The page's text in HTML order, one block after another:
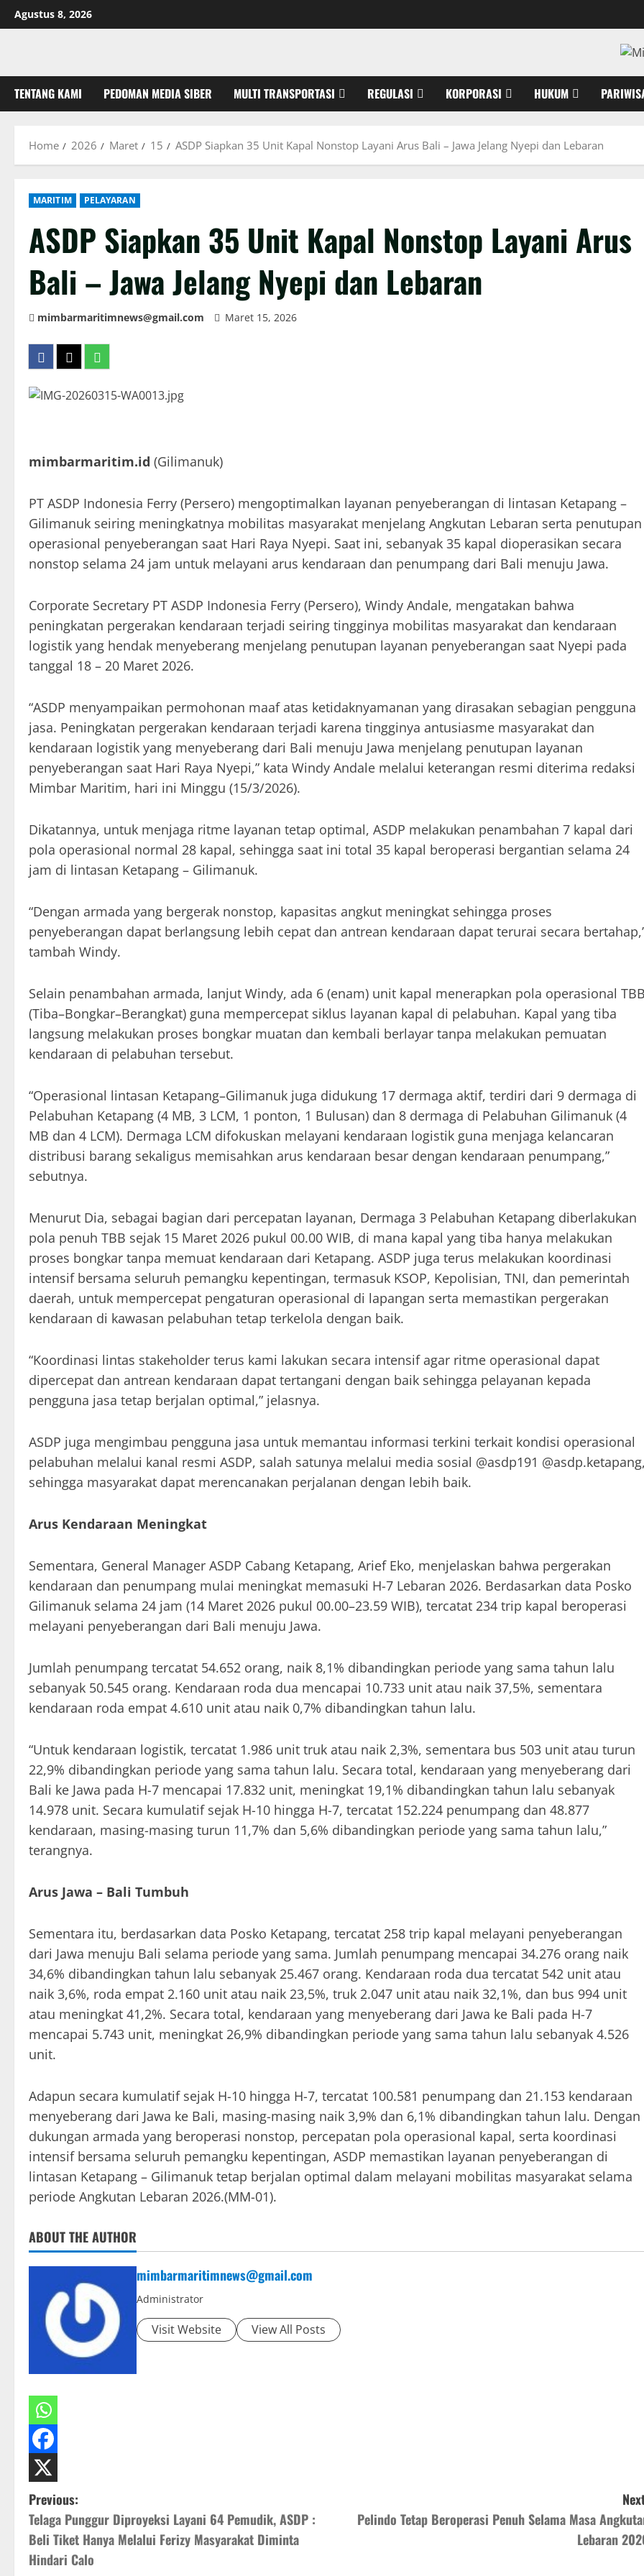
Skip
to
Agustus 8, 2026
TENTANG KAMI PEDOMAN MEDIA SIBER MULTI TRANSPORTASI REGULASI KORPORASI HUKUM
Home 2026 Maret 15 ASDP Siapkan 35 Unit Kapal Nonstop Layani Arus Bali – Jawa Jelang Nyepi dan Lebaran
MARITIM PELAYARAN
ASDP Siapkan 35 Unit Kapal Nonstop Layani Arus
Bali – Jawa Jelang Nyepi dan Lebaran
mimbarmaritimnews@gmail.com Maret 15, 2026
mimbarmaritim.id (Gilimanuk)
PT ASDP Indonesia Ferry (Persero) mengoptimalkan layanan penyeberangan di lintasan Ketapang –
Gilimanuk seiring meningkatnya mobilitas masyarakat menjelang Angkutan Lebaran serta penutupan
operasional penyeberangan saat Hari Raya Nyepi. Saat ini, sebanyak 35 kapal dioperasikan secara
nonstop selama 24 jam untuk melayani arus kendaraan dan penumpang dari Bali menuju Jawa.
Corporate Secretary PT ASDP Indonesia Ferry (Persero), Windy Andale, mengatakan bahwa
peningkatan pergerakan kendaraan terjadi seiring tingginya mobilitas masyarakat dan kendaraan
logistik yang hendak menyeberang menjelang penutupan layanan penyeberangan saat Nyepi pada
tanggal 18 – 20 Maret 2026.
“ASDP menyampaikan permohonan maaf atas ketidaknyamanan yang dirasakan sebagian pengguna
jasa. Peningkatan pergerakan kendaraan terjadi karena tingginya antusiasme masyarakat dan
kendaraan logistik yang menyeberang dari Bali menuju Jawa menjelang penutupan layanan
penyeberangan saat Hari Raya Nyepi,” kata Windy Andale melalui keterangan resmi diterima redaksi
Mimbar Maritim, hari ini Minggu (15/3/2026).
Dikatannya, untuk menjaga ritme layanan tetap optimal, ASDP melakukan penambahan 7 kapal dari
pola operasional normal 28 kapal, sehingga saat ini total 35 kapal beroperasi bergantian selama 24
jam di lintasan Ketapang – Gilimanuk.
“Dengan armada yang bergerak nonstop, kapasitas angkut meningkat sehingga proses
penyeberangan dapat berlangsung lebih cepat dan antrean kendaraan dapat terurai secara
tambah Windy.
Selain penambahan armada, lanjut Windy, ada 6 (enam) unit kapal menerapkan pola operasional
(Tiba–Bongkar–Berangkat) guna mempercepat siklus layanan kapal di pelabuhan. Kapal yang tiba
langsung melakukan proses bongkar muatan dan kembali berlayar tanpa melakukan pemuatan
kendaraan di pelabuhan tersebut.
“Operasional lintasan Ketapang–Gilimanuk juga didukung 17 dermaga aktif, terdiri dari 9 dermaga di
Pelabuhan Ketapang (4 MB, 3 LCM, 1 ponton, 1 Bulusan) dan 8 dermaga di Pelabuhan Gilimanuk (4
MB dan 4 LCM). Dermaga LCM difokuskan melayani kendaraan logistik guna menjaga kelancaran
distribusi barang sekaligus memisahkan arus kendaraan besar dengan kendaraan penumpang,”
sebutnya.
Menurut Dia, sebagai bagian dari percepatan layanan, Dermaga 3 Pelabuhan Ketapang diberlakukan
pola penuh TBB sejak 15 Maret 2026 pukul 00.00 WIB, di mana kapal yang tiba hanya melakukan
proses bongkar tanpa memuat kendaraan dari Ketapang. ASDP juga terus melakukan koordinasi
intensif bersama seluruh pemangku kepentingan, termasuk KSOP, Kepolisian, TNI, dan pemerintah
daerah, untuk mempercepat pengaturan operasional di lapangan serta memastikan pergerakan
kendaraan di kawasan pelabuhan tetap terkelola dengan baik.
“Koordinasi lintas stakeholder terus kami lakukan secara intensif agar ritme operasional dapat
dipercepat dan antrean kendaraan dapat tertangani dengan baik sehingga pelayanan kepada
pengguna jasa tetap berjalan optimal,” jelasnya.
ASDP juga mengimbau pengguna jasa untuk memantau informasi terkini terkait kondisi operasional
pelabuhan melalui kanal resmi ASDP, salah satunya melalui media sosial @asdp191
sehingga masyarakat dapat merencanakan perjalanan dengan lebih baik.
Arus Kendaraan Meningkat
Sementara, General Manager ASDP Cabang Ketapang, Arief Eko, menjelaskan bahwa pergerakan
kendaraan dan penumpang mulai meningkat memasuki H-7 Lebaran 2026. Berdasarkan data Posko
Gilimanuk selama 24 jam (14 Maret 2026 pukul 00.00–23.59 WIB), tercatat 234 trip kapal beroperasi
melayani penyeberangan dari Bali menuju Jawa.
Jumlah penumpang tercatat 54.652 orang, naik 8,1% dibandingkan periode yang sama tahun lalu
sebanyak 50.545 orang. Kendaraan roda dua mencapai 10.733 unit atau naik 37,5%, sementara
kendaraan roda empat 4.610 unit atau naik 0,7% dibandingkan tahun lalu.
“Untuk kendaraan logistik, tercatat 1.986 unit truk atau naik 2,3%, sementara bus 503 unit atau turun
22,9% dibandingkan periode yang sama tahun lalu. Secara total, kendaraan yang menyeberang dari
Bali ke Jawa pada H-7 mencapai 17.832 unit, meningkat 19,1% dibandingkan tahun lalu sebanyak
14.978 unit. Secara kumulatif sejak H-10 hingga H-7, tercatat 152.224 penumpang dan 48.877
kendaraan, masing-masing turun 11,7% dan 5,6% dibandingkan periode yang sama tahun lalu,”
terangnya.
Arus Jawa – Bali Tumbuh
Sementara itu, berdasarkan data Posko Ketapang, tercatat 258 trip kapal melayani penyeberangan
dari Jawa menuju Bali selama periode yang sama. Jumlah penumpang mencapai 34.276 orang naik
34,6% dibandingkan tahun lalu sebanyak 25.467 orang. Kendaraan roda dua tercatat 542 unit atau
naik 3,6%, roda empat 2.160 unit atau naik 23,5%, truk 2.047 unit atau naik 32,1%, dan bus 994 unit
atau meningkat 41,2%. Secara total, kendaraan yang menyeberang dari Jawa ke Bali pada H-7
mencapai 5.743 unit, meningkat 26,9% dibandingkan periode yang sama tahun lalu sebanyak 4.526
unit.
Adapun secara kumulatif sejak H-10 hingga H-7, tercatat 100.581 penumpang dan 21.153 kendaraan
menyeberang dari Jawa ke Bali, masing-masing naik 3,9% dan 6,1% dibandingkan tahun lalu. Dengan
dukungan armada yang beroperasi nonstop, percepatan pola operasional kapal, serta koordinasi
intensif bersama seluruh pemangku kepentingan, ASDP memastikan layanan penyeberangan di
lintasan Ketapang – Gilimanuk tetap berjalan optimal dalam melayani mobilitas masyarakat selama
periode Angkutan Lebaran 2026.(MM-01).
ABOUT THE AUTHOR
mimbarmaritimnews@gmail.com
Administrator
Visit Website View All Posts
P
o
s
Previous:
Telaga Punggur Diproyeksi Layani 64 Pemudik, ASDP :
Beli Tiket Hanya Melalui Ferizy Masyarakat Diminta
Hindari Calo
Pelindo Tetap Beroperasi Penuh Selama Masa
Lebaran